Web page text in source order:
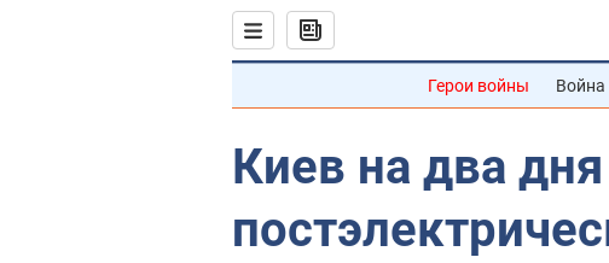
Герои войны Война
Киев на два